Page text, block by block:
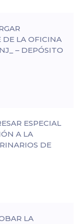
DE LA OFICINA
– DEPÓSITO
ESPECIAL
A LA
DE
LA